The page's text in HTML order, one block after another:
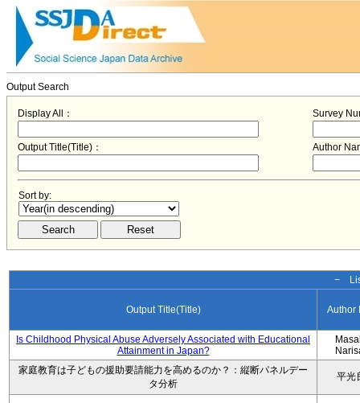
Output Search
Display All： Survey
Output Title(Title)： Author
Sort by:
−
Output Title(Title) Author
Is Childhood Physical Abuse Adversely Associated with Educational
Attainment in Japan?
家庭教育は子どもの援助要請能力を高めるのか？：縦断パネルデー
タ分析
平光